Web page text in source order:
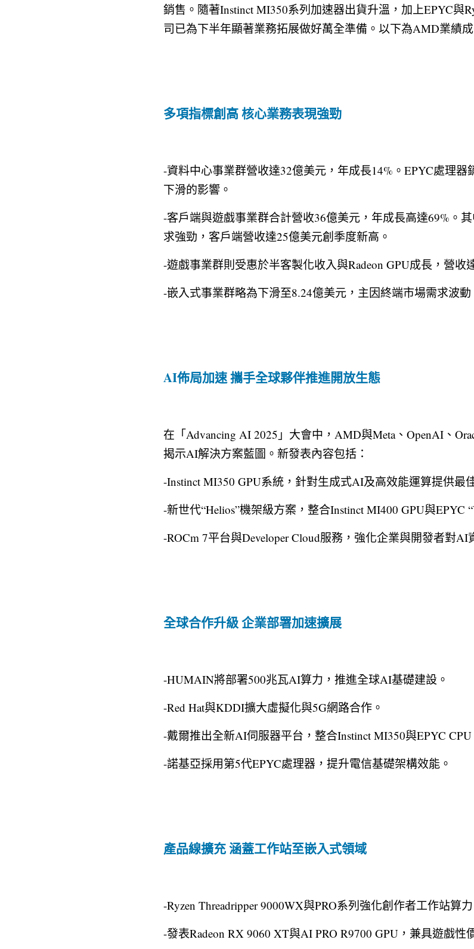
銷售。隨著Instinct MI350系列加速器出貨升溫，加上EPYC與
司已為下半年顯著業務拓展做好萬全準備。以下為AMD業績
多項指標創高 核心業務表現強勁
-資料中心事業群營收達32億美元，年成長14%。EPYC處理
下滑的影響。
-客戶端與遊戲事業群合計營收36億美元，年成長高達69%。
求強勁，客戶端營收達25億美元創季度新高。
-遊戲事業群則受惠於半客製化收入與Radeon GPU成長，營收
-嵌入式事業群略為下滑至8.24億美元，主因終端市場需求波動
AI佈局加速 攜手全球夥伴推進開放生態
在「Advancing AI 2025」大會中，AMD與Meta、OpenAI、
揭示AI解決方案藍圖。新發表內容包括：
-Instinct MI350 GPU系統，針對生成式AI及高效能運算提供最
-新世代“Helios”機架級方案，整合Instinct MI400 GPU與EPYC
-ROCm 7平台與Developer Cloud服務，強化企業與開發者對
全球合作升級 企業部署加速擴展
-HUMAIN將部署500兆瓦AI算力，推進全球AI基礎建設。
-Red Hat與KDDI擴大虛擬化與5G網路合作。
-戴爾推出全新AI伺服器平台，整合Instinct MI350與EPYC CPU
-諾基亞採用第5代EPYC處理器，提升電信基礎架構效能。
產品線擴充 涵蓋工作站至嵌入式領域
-Ryzen Threadripper 9000WX與PRO系列強化創作者工作站算力
-發表Radeon RX 9060 XT與AI PRO R9700 GPU，兼具遊戲性